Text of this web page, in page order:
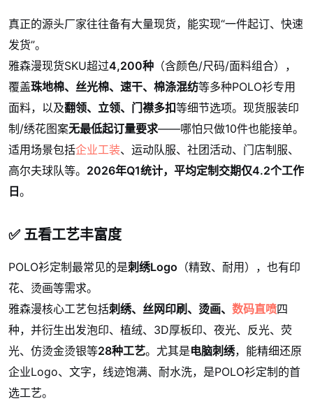
真正的源头厂家往往备有大量现货，能实现“一件起订、快速
发货”。
雅森漫现货SKU超过4,200种 （含颜色/尺码/面料组合），
覆盖珠地棉、丝光棉、速干、棉涤混纺等多种POLO衫专用
面料，以及翻领、立领、门襟多扣等细节选项。现货服装印
制/绣花图案无最低起订量要求——哪怕只做10件也能接单。
适用场景包括企业工装、运动队服、社团活动、门店制服、
高尔夫球队等。 2026年Q1统计，平均定制交期仅4.2个工作
日 。
✅ 五看工艺丰富度
POLO衫定制最常见的是刺绣Logo （精致、耐用），也有印
花、烫画等需求。
雅森漫核心工艺包括刺绣、丝网印刷、烫画、 数码直喷四
种，并衍生出发泡印、植绒、3D厚板印、夜光、反光、荧
光、仿烫金烫银等28种工艺。尤其是电脑刺绣，能精细还原
企业Logo、文字，线迹饱满、耐水洗，是POLO衫定制的首
选工艺。